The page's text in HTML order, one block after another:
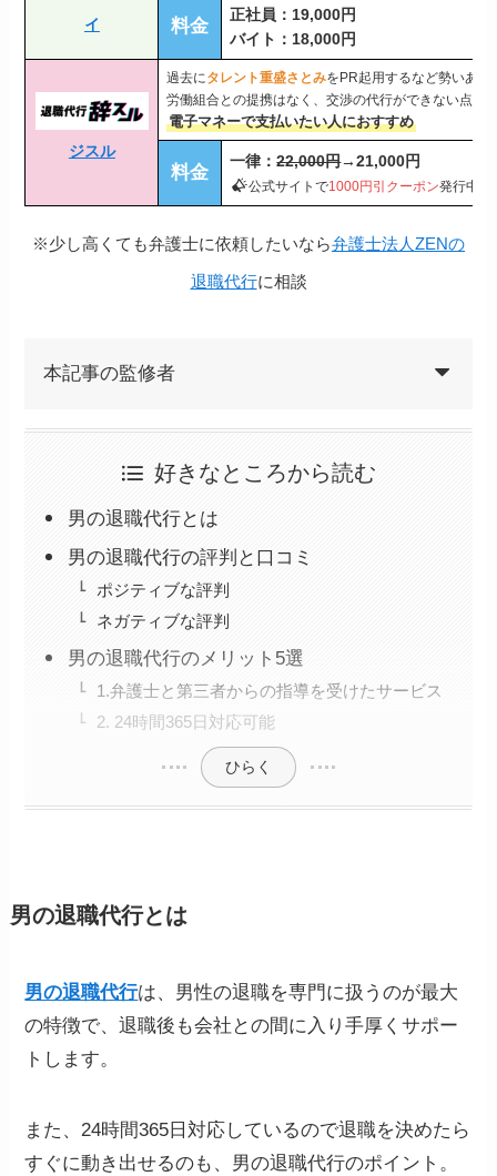
イ
料金
正社員：19,000円
バイト：18,000円
ジスル
過去にタレント重盛さとみをPR起用するなど勢いある
労働組合との提携はなく、交渉の代行ができない点の
電子マネーで支払いたい人におすすめ
料金
一律：22,000円→21,000円
公式サイトで1000円引クーポン発行中
※少し高くても弁護士に依頼したいなら弁護士法人ZENの
退職代行に相談
本記事の監修者
好きなところから読む
男の退職代行とは
男の退職代行の評判と口コミ
ポジティブな評判
ネガティブな評判
男の退職代行のメリット5選
1.弁護士と第三者からの指導を受けたサービス
2. 24時間365日対応可能
ひらく
男の退職代行とは
男の退職代行は、男性の退職を専門に扱うのが最大
の特徴で、退職後も会社との間に入り手厚くサポー
トします。
また、24時間365日対応しているので退職を決めたら
すぐに動き出せるのも、男の退職代行のポイント。